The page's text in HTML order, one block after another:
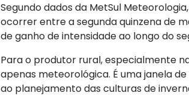
Segundo dados da MetSul
ocorrer entre a segunda quinzena de
de ganho de intensidade ao longo do
Para o produtor rural, especialmente
apenas meteorológica. É uma janela
ao planejamento das culturas de